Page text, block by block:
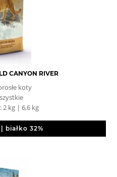
CANYON RIVER
koty
2 kg | 6,6 kg
białko 32%